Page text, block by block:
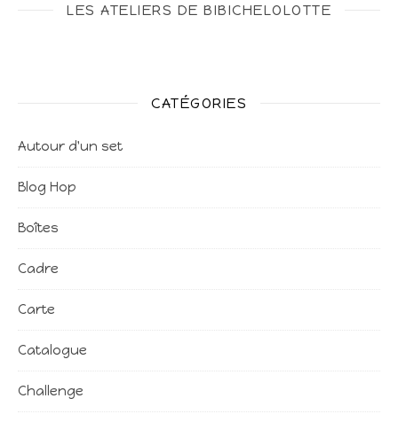
LES ATELIERS DE BIBICHELOLOTTE
CATÉGORIES
Autour d'un set
Blog Hop
Boîtes
Cadre
Carte
Catalogue
Challenge